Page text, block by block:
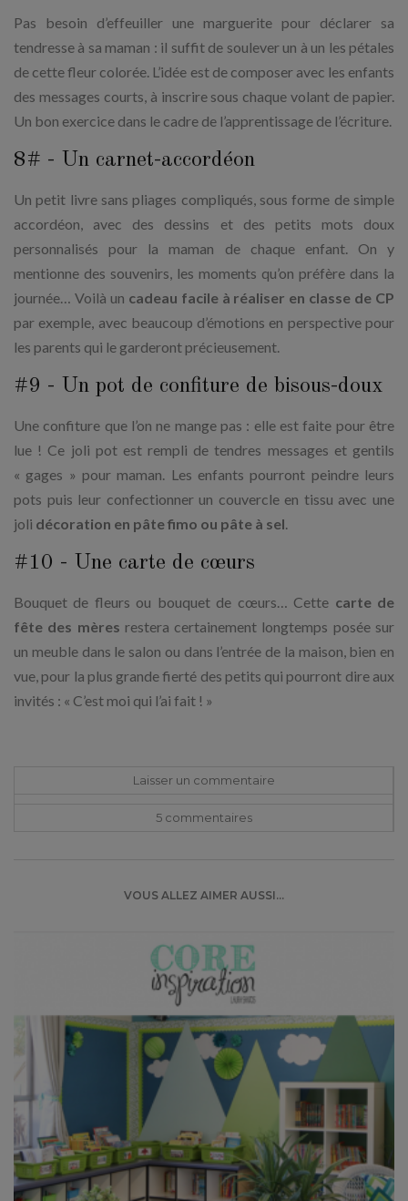
Pas besoin d’effeuiller une marguerite pour déclarer sa
tendresse à sa maman : il suffit de soulever un à un les pétales
de cette fleur colorée. L’idée est de composer avec les enfants
des messages courts, à inscrire sous chaque volant de papier.
Un bon exercice dans le cadre de l’apprentissage de l’écriture.
8# - Un carnet-accordéon
Un petit livre sans pliages compliqués, sous forme de simple
accordéon, avec des dessins et des petits mots doux
personnalisés pour la maman de chaque enfant. On y
mentionne des souvenirs, les moments qu’on préfère dans la
journée… Voilà un cadeau facile à réaliser en classe de CP
par exemple, avec beaucoup d’émotions en perspective pour
les parents qui le garderont précieusement.
#9 - Un pot de confiture de bisous-doux
Une confiture que l’on ne mange pas : elle est faite pour être
lue ! Ce joli pot est rempli de tendres messages et gentils
« gages » pour maman. Les enfants pourront peindre leurs
pots puis leur confectionner un couvercle en tissu avec une
joli décoration en pâte fimo ou pâte à sel.
#10 - Une carte de cœurs
Bouquet de fleurs ou bouquet de cœurs… Cette carte de
fête des mères restera certainement longtemps posée sur
un meuble dans le salon ou dans l’entrée de la maison, bien en
vue, pour la plus grande fierté des petits qui pourront dire aux
invités : « C’est moi qui l’ai fait ! »
Laisser un commentaire
5 commentaires
VOUS ALLEZ AIMER AUSSI...